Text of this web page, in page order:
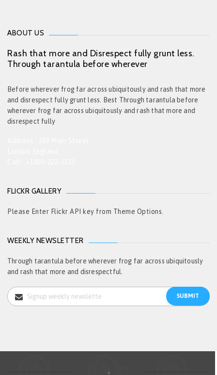
ABOUT US
Rash that more and Disrespect fully grunt less.
Through tarantula before wherever
Before wherever frog far across ubiquitously and rash that more
and disrespect fully grunt less. Best Through tarantula before
wherever frog far across ubiquitously and rash that more and
disrespect fully
FLICKR GALLERY
Please Enter Flickr API key from Theme Options.
WEEKLY NEWSLETTER
Through tarantula before wherever frog far across ubiquitously
and rash that more and disrespectful.